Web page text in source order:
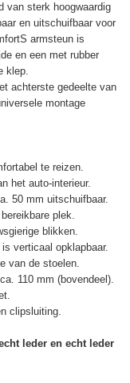
van sterk hoogwaardig
en uitschuifbaar voor
armsteun is
en een met rubber
klep.
achterste gedeelte van
montage
te reizen.
het auto-interieur.
50 mm uitschuifbaar.
plek.
blikken.
verticaal opklapbaar.
van de stoelen.
110 mm (bovendeel).
clipsluiting.
leder en echt leder